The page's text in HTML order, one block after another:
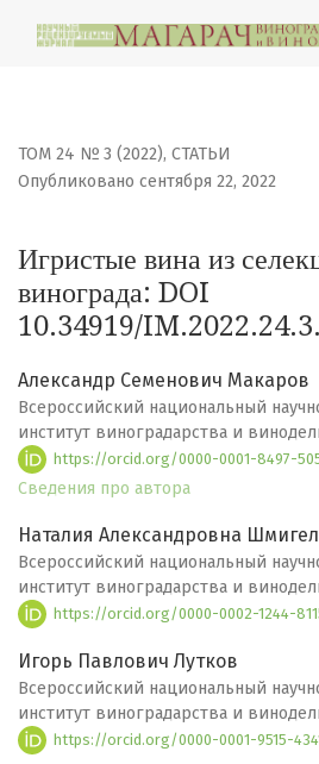
Игристые вина из
ТОМ 24 № 3 (2022), СТАТЬИ
Игристые вина из
винограда: DOI
10.34919/
Опубликовано сентября 22, 2022
Александр Семенович Макаров
Всероссийский национальный
институт виноградарства и
https://orcid.org/0000-0001-8497-
Сведения про автора
Наталия Александровна
Всероссийский национальный
институт виноградарства и
https://orcid.org/0000-0002-1244-
Игорь Павлович Лутков
Всероссийский национальный
институт виноградарства и
https://orcid.org/0000-0001-9515-